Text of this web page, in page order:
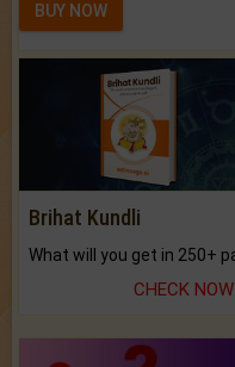
BUY NOW
Brihat Kundli
CHECK NOW